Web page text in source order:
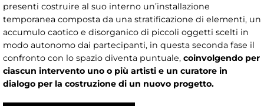
presenti costruire al suo interno un’installazione
temporanea composta da una stratificazione di elementi, un
accumulo caotico e disorganico di piccoli oggetti scelti in
modo autonomo dai partecipanti, in questa seconda fase il
confronto con lo spazio diventa puntuale, coinvolgendo per
ciascun intervento uno o più artisti e un curatore in
dialogo per la costruzione di un nuovo progetto.